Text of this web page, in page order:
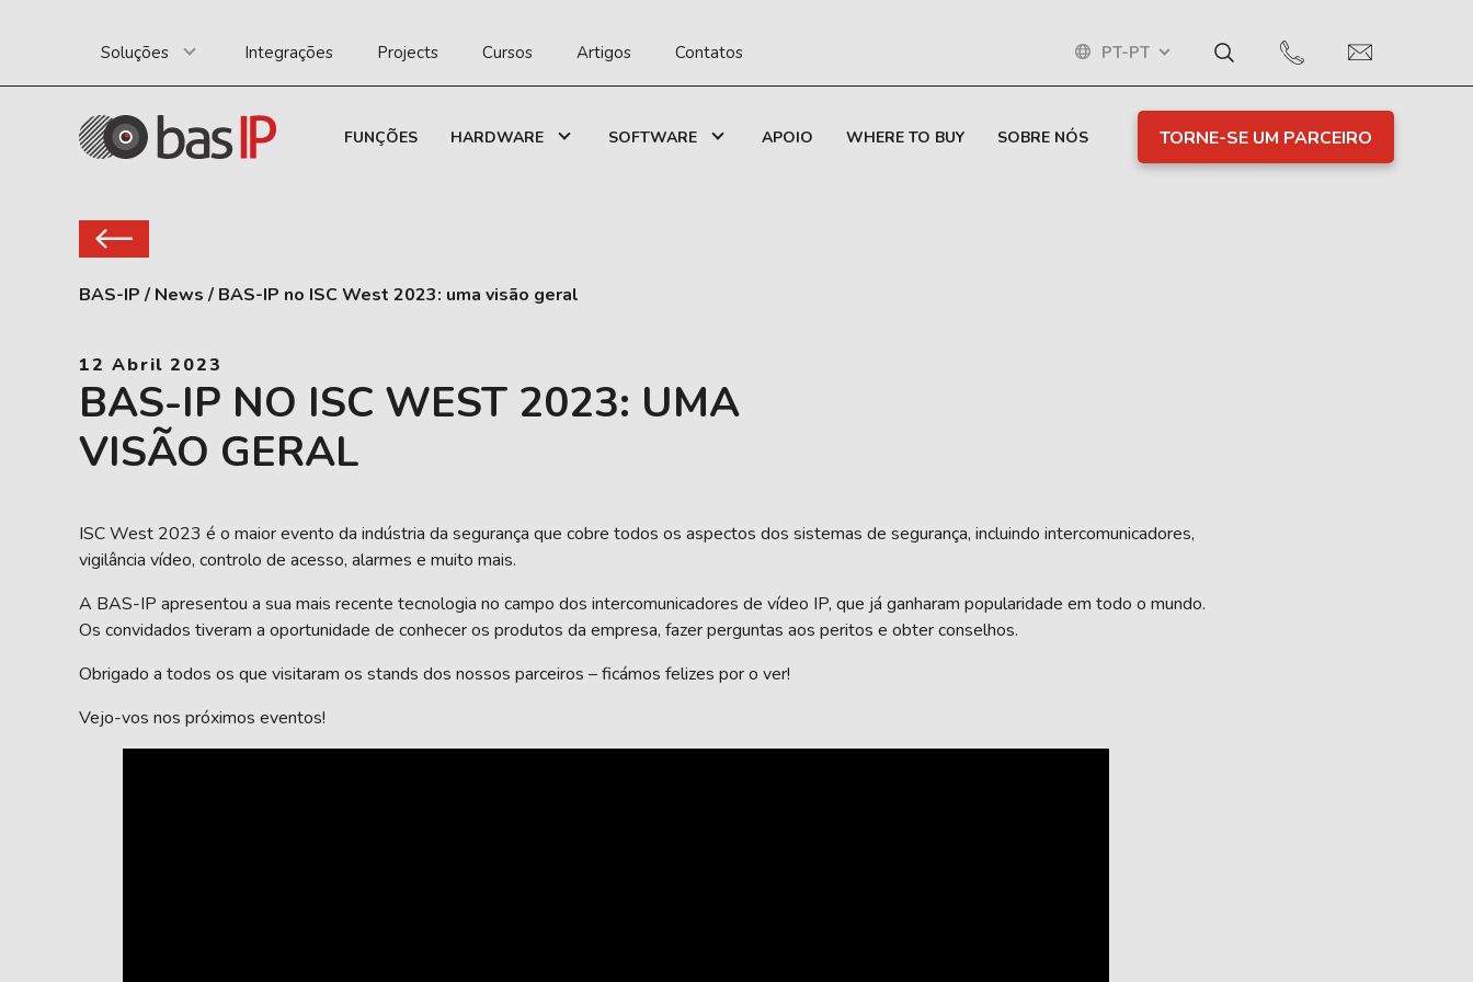
Soluções Integrações Projects Cursos Artigos Contatos PT-PT
FUNÇÕES HARDWARE SOFTWARE APOIO WHERE TO BUY SOBRE NÓS TORNE-SE UM PARCEIRO
BAS-IP / News / BAS-IP no ISC West 2023: uma visão geral
12 Abril 2023
BAS-IP NO ISC WEST 2023: UMA
VISÃO GERAL
ISC West 2023 é o maior evento da indústria da segurança que cobre todos os aspectos dos sistemas de segurança, incluindo intercomunicadores,
vigilância vídeo, controlo de acesso, alarmes e muito mais.
A BAS-IP apresentou a sua mais recente tecnologia no campo dos intercomunicadores de vídeo IP, que já ganharam popularidade em todo o mundo.
Os convidados tiveram a oportunidade de conhecer os produtos da empresa, fazer perguntas aos peritos e obter conselhos.
Obrigado a todos os que visitaram os stands dos nossos parceiros – ficámos felizes por o ver!
Vejo-vos nos próximos eventos!